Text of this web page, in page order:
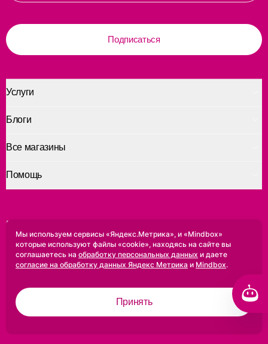
Подписаться
Услуги
Помощь
Блоги
Все магазины
Приложение для печати
Доступно в
Google Play
Доступно в
App Store
Мы используем сервисы «Яндекс.Метрика», и «Mindbox»
которые используют файлы «cookie», находясь на сайте вы
соглашаетесь на обработку персональных данных и даете
согласие на обработку данных Яндекс Метрика и Mindbox.
Принять